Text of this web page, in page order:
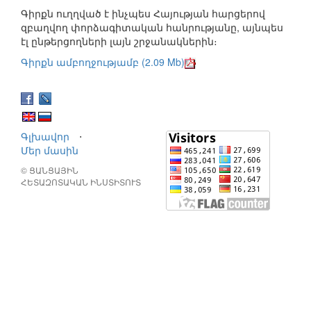
Գիրքն ուղղված է ինչպես Հայության հարցերով
զբաղվող փորձագիտական հանրությանը, այնպես
էլ ընթերցողների լայն շրջանակներին։
Գիրքն ամբողջությամբ (2.09 Mb)
Գլխավոր
⋅
Մեր մասին
© ՑԱՆՑԱՅԻՆ
ՀԵՏԱԶՈՏԱԿԱՆ ԻՆՍՏԻՏՈՒՏ